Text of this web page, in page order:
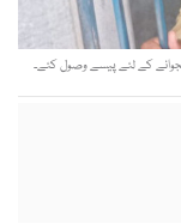
کے لئے پیسے وصول کئے۔